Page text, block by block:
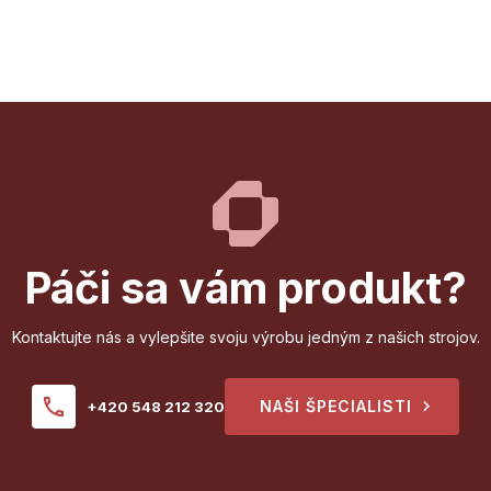
Páči sa vám produkt?
Kontaktujte nás a vylepšite svoju výrobu jedným z našich strojov.
+420 548 212 320 NAŠI ŠPECIALISTI